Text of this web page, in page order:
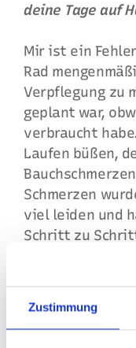
Zustimmung
deine Tage auf
Mir ist ein
Rad
Verpflegung zu
geplant war,
verbraucht
Laufen büßen,
Schmerzen
viel leiden und
Schritt zu
Wendepunkt
noch zurück
zu rechnen,
erwarten kann